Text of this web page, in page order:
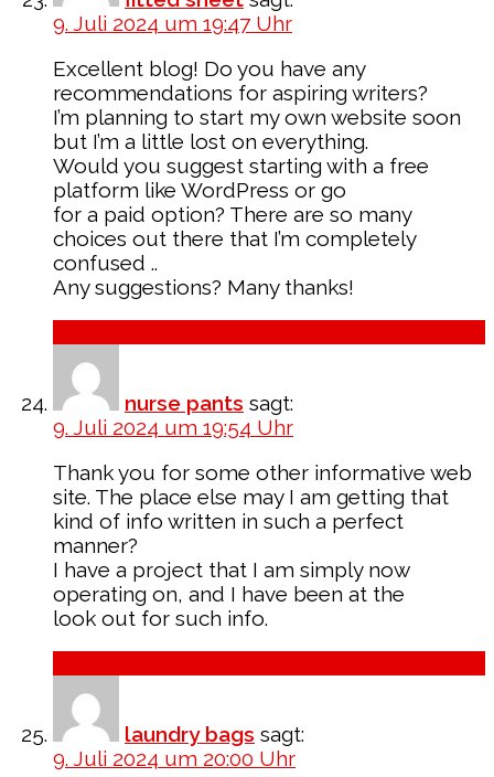
9. Juli 2024 um 19:47 Uhr
Excellent blog! Do you have any
recommendations for aspiring writers?
I’m planning to start my own website soon
but I’m a little lost on everything.
Would you suggest starting with a free
platform like WordPress or go
for a paid option? There are so many
choices out there that I’m completely
confused ..
Any suggestions? Many thanks!
nurse pants sagt:
9. Juli 2024 um 19:54 Uhr
Thank you for some other informative web
site. The place else may I am getting that
kind of info written in such a perfect
manner?
I have a project that I am simply now
operating on, and I have been at the
look out for such info.
laundry bags sagt:
9. Juli 2024 um 20:00 Uhr